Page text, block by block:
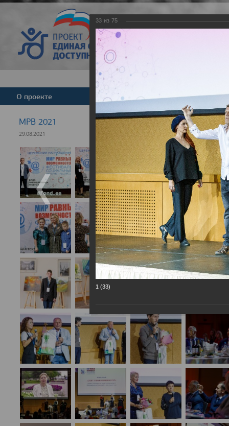
О проекте Команда Новости
МРВ 2021
29.08.2021
33 из 75
1 (33)